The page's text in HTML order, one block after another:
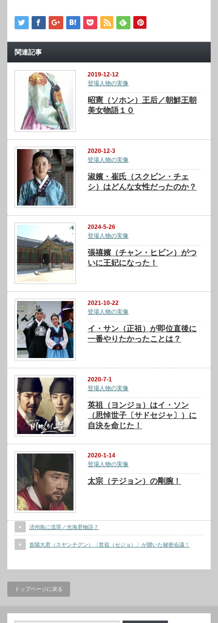
関連記事
2019-12-12
登場人物の実像
昭憲（ソホン）王后／朝鮮王朝
美女物語１０
2020-12-3
登場人物の実像
淑嬪・崔氏（スクピン・チェ
シ）はどんな女性だったのか？
2024-5-26
登場人物の実像
張禧嬪（チャン・ヒビン）がつ
いに王妃になった！
2021-10-22
登場人物の実像
イ・サン（正祖）が即位直後に
一番やりたかったことは？
2020-7-1
登場人物の実像
英祖（ヨンジョ）はイ・ソン
（思悼世子〔サドセジャ〕）に
自決を命じた！
2020-1-14
登場人物の実像
太宗（テジョン）の剛腕！
済州島に流罪／光海君物語７
首陽大君（スヤンテグン）〔世祖（セジョ）〕が開いた秘密会議！
トップページに戻る